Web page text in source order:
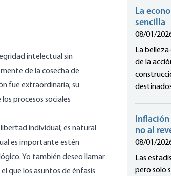
intelectual sin
de la cosecha de
fue extraordinaria; su
procesos sociales
individual; es natural
es importante estén
Yo también deseo llamar
que los asuntos de énfasis
La
sencilla
08/01/
La
de la
Inflación
no al
08/01/
Las
pero solo